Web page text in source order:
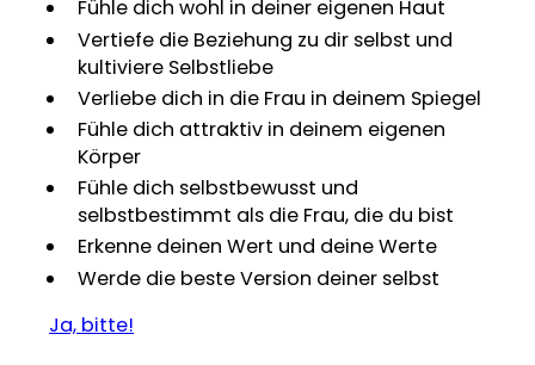
Fühle dich wohl in deiner eigenen Haut
Vertiefe die Beziehung zu dir selbst und
kultiviere Selbstliebe
Verliebe dich in die Frau in deinem Spiegel
Fühle dich attraktiv in deinem eigenen
Körper
Fühle dich selbstbewusst und
selbstbestimmt als die Frau, die du bist
Erkenne deinen Wert und deine Werte
Werde die beste Version deiner selbst
Ja, bitte!